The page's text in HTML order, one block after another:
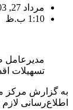
مرداد 27, 1403
1:10 ب.ظ
مدیرعامل
تسهیلات
به گزارش مرکز
اطلاع‌رسانی